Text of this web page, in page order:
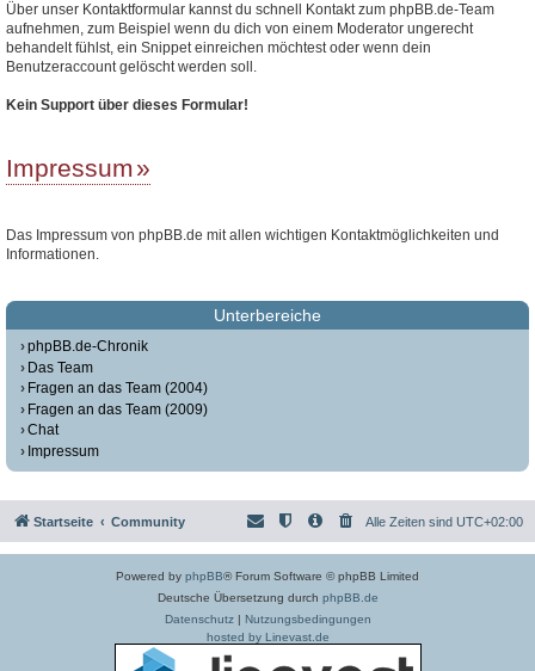
Über unser Kontaktformular kannst du schnell Kontakt zum phpBB.de-Team
aufnehmen, zum Beispiel wenn du dich von einem Moderator ungerecht
behandelt fühlst, ein Snippet einreichen möchtest oder wenn dein
Benutzeraccount gelöscht werden soll.
Kein Support über dieses Formular!
Impressum
Das Impressum von phpBB.de mit allen wichtigen Kontaktmöglichkeiten und
Informationen.
Unterbereiche
phpBB.de-Chronik
Das Team
Fragen an das Team (2004)
Fragen an das Team (2009)
Chat
Impressum
Startseite Community Alle Zeiten sind UTC+02:00
Powered by phpBB® Forum Software © phpBB Limited
Deutsche Übersetzung durch phpBB.de
Datenschutz| Nutzungsbedingungen
hosted by Linevast.de